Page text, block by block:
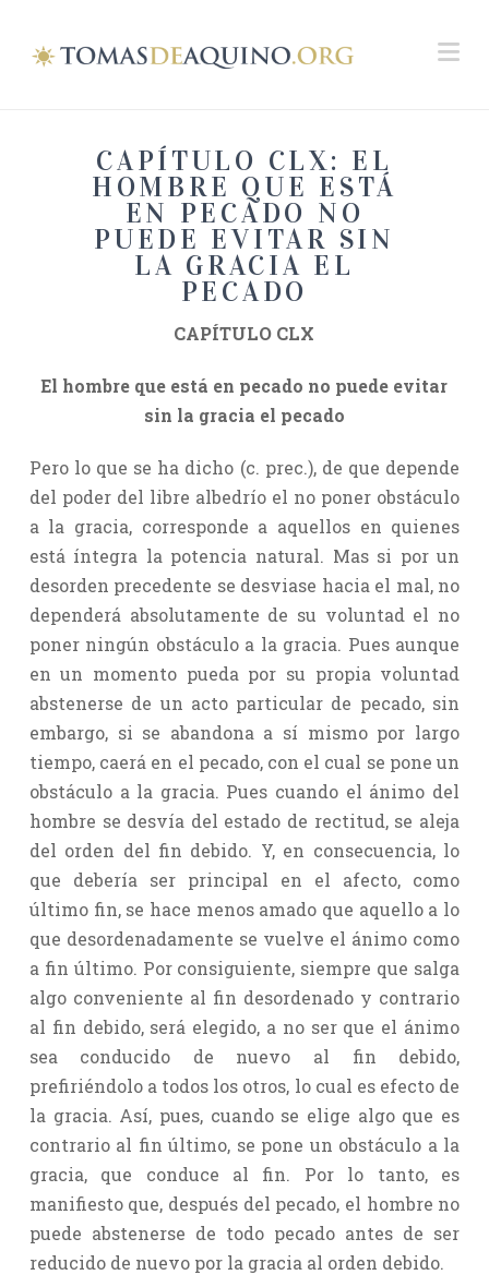
CAPÍTULO CLX: EL
HOMBRE QUE ESTÁ
EN PECADO NO
PUEDE EVITAR SIN
LA GRACIA EL
PECADO
CAPÍTULO CLX
El hombre que está en pecado no puede evitar
sin la gracia el pecado
Pero lo que se ha dicho (c. prec.), de que depende
del poder del libre albedrío el no poner obstáculo
a la gracia, corresponde a aquellos en quienes
está íntegra la potencia natural. Mas si por un
desorden precedente se desviase hacia el mal, no
dependerá absolutamente de su voluntad el no
poner ningún obstáculo a la gracia. Pues aunque
en un momento pueda por su propia voluntad
abstenerse de un acto particular de pecado, sin
embargo, si se abandona a sí mismo por largo
tiempo, caerá en el pecado, con el cual se pone un
obstáculo a la gracia. Pues cuando el ánimo del
hombre se desvía del estado de rectitud, se aleja
del orden del fin debido. Y, en consecuencia, lo
que debería ser principal en el afecto, como
último fin, se hace menos amado que aquello a lo
que desordenadamente se vuelve el ánimo como
a fin último. Por consiguiente, siempre que salga
algo conveniente al fin desordenado y contrario
al fin debido, será elegido, a no ser que el ánimo
sea conducido de nuevo al fin debido,
prefiriéndolo a todos los otros, lo cual es efecto de
la gracia. Así, pues, cuando se elige algo que es
contrario al fin último, se pone un obstáculo a la
gracia, que conduce al fin. Por lo tanto, es
manifiesto que, después del pecado, el hombre no
puede abstenerse de todo pecado antes de ser
reducido de nuevo por la gracia al orden debido.